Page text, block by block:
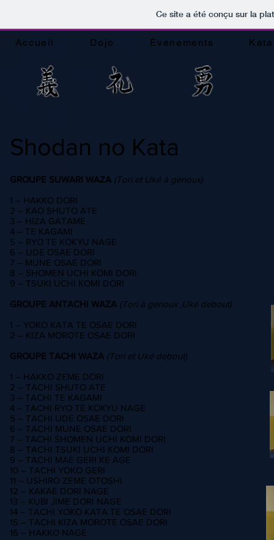
Ce site a été conçu sur la
Accueil Dojo Évenements Kata
Shodan no Kata
GROUPE SUWARI WAZA (Tori et Uké à genoux)
1 – HAKKO DORI
2 – KAO SHUTO ATE
3 – HIZA GATAME
4 – TE KAGAMI
5 – RYO TE KOKYU NAGE
6 – UDE OSAE DORI
7 – MUNE OSAE DORI
8 – SHOMEN UCHI KOMI DORI
9 – TSUKI UCHI KOMI DORI
GROUPE ANTACHI WAZA (Tori à genoux ,Uké debout)
1 – YOKO KATA TE OSAE DORI
2 – KIZA MOROTE OSAE DORI
GROUPE TACHI WAZA (Tori et Uké debout)
1 – HAKKO ZEME DORI
2 – TACHI SHUTO ATE
3 – TACHI TE KAGAMI
4 – TACHI RYO TE KOKYU NAGE
5 – TACHI UDE OSAE DORI
6 – TACHI MUNE OSAE DORI
7 – TACHI SHOMEN UCHI KOMI DORI
8 – TACHI TSUKI UCHI KOMI DORI
9 – TACHI MAE GERI KE AGE
10 – TACHI YOKO GERI
11 – USHIRO ZEME OTOSHI
12 – KAKAE DORI NAGE
13 – KUBI JIME DORI NAGE
14 – TACHI YOKO KATA TE OSAE DORI
15 – TACHI KIZA MOROTE OSAE DORI
16 – HAKKO NAGE